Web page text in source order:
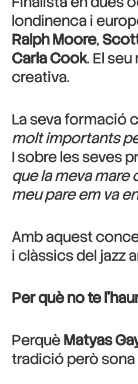
londinenca i
Ralph Moore,
Carla Cook. El
creativa.
La seva formació
molt importants
I sobre les seves
que la meva mare
meu pare em va
Amb aquest
i clàssics del jazz
Per què no te
PerquèMatyas
tradició però